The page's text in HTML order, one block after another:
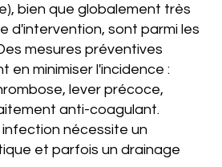
bien que globalement très
d'intervention, sont parmi les
mesures préventives
en minimiser l'incidence :
lever précoce,
anti-coagulant.
nécessite un
et parfois un drainage